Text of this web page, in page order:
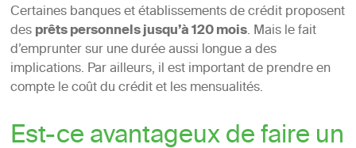
Certaines banques et établissements de crédit proposent
desprêts personnels jusqu’à 120 mois. Mais le fait
d’emprunter sur une durée aussi longue a des
implications. Par ailleurs, il est important de prendre en
compte le coût du crédit et les mensualités.
Est-ce avantageux de faire un